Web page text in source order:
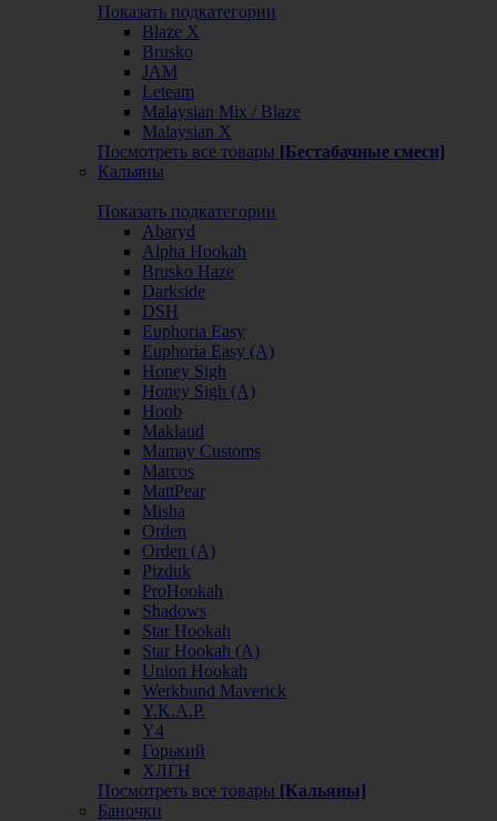
Показать подкатегории
Blaze X
Brusko
JAM
Leteam
Malaysian Mix / Blaze
Malaysian X
Посмотреть все товары [Бестабачные смеси]
Кальяны
Показать подкатегории
Abaryd
Alpha Hookah
Brusko Haze
Darkside
DSH
Euphoria Easy
Euphoria Easy (А)
Honey Sigh
Honey Sigh (А)
Hoob
Maklaud
Mamay Customs
Marcos
MattPear
Misha
Orden
Orden (А)
Pizduk
ProHookah
Shadows
Star Hookah
Star Hookah (А)
Union Hookah
Werkbund Maverick
Y.K.A.P.
Y4
Горький
ХЛГН
Посмотреть все товары [Кальяны]
Баночки